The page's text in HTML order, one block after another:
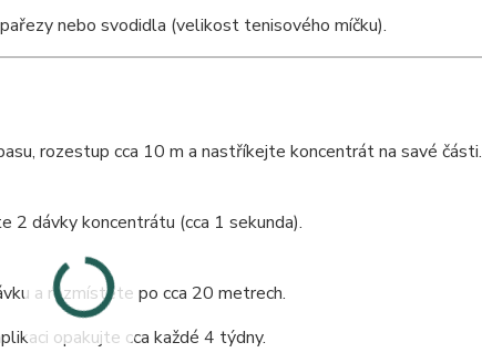
nebo svodidla (velikost tenisového míčku).
rozestup cca 10 m a nastříkejte koncentrát na savé části.
2 dávky koncentrátu (cca 1 sekunda).
a rozmístěte po cca 20 metrech.
opakujte cca každé 4 týdny.